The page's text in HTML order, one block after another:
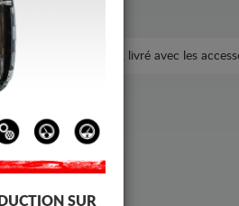
sur la voiture, livré avec les
SUR